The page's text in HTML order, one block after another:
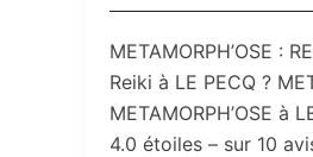
METAMORPH’OSE :
Reiki à LE PECQ ?
METAMORPH’OSE à
4.0 étoiles – sur 10